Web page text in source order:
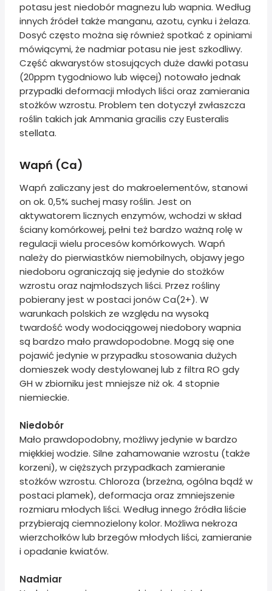
potasu jest niedobór magnezu lub wapnia. Według
innych źródeł także manganu, azotu, cynku i żelaza.
Dosyć często można się również spotkać z opiniami
mówiącymi, że nadmiar potasu nie jest szkodliwy.
Część akwarystów stosujących duże dawki potasu
(20ppm tygodniowo lub więcej) notowało jednak
przypadki deformacji młodych liści oraz zamierania
stożków wzrostu. Problem ten dotyczył zwłaszcza
roślin takich jak Ammania gracilis czy Eusteralis
stellata.
Wapń (Ca)
Wapń zaliczany jest do makroelementów, stanowi
on ok. 0,5% suchej masy roślin. Jest on
aktywatorem licznych enzymów, wchodzi w skład
ściany komórkowej, pełni też bardzo ważną rolę w
regulacji wielu procesów komórkowych. Wapń
należy do pierwiastków niemobilnych, objawy jego
niedoboru ograniczają się jedynie do stożków
wzrostu oraz najmłodszych liści. Przez rośliny
pobierany jest w postaci jonów Ca(2+). W
warunkach polskich ze względu na wysoką
twardość wody wodociągowej niedobory wapnia
są bardzo mało prawdopodobne. Mogą się one
pojawić jedynie w przypadku stosowania dużych
domieszek wody destylowanej lub z filtra RO gdy
GH w zbiorniku jest mniejsze niż ok. 4 stopnie
niemieckie.
Niedobór
Mało prawdopodobny, możliwy jedynie w bardzo
miękkiej wodzie. Silne zahamowanie wzrostu (także
korzeni), w cięższych przypadkach zamieranie
stożków wzrostu. Chloroza (brzeżna, ogólna bądź w
postaci plamek), deformacja oraz zmniejszenie
rozmiaru młodych liści. Według innego źródła liście
przybierają ciemnozielony kolor. Możliwa nekroza
wierzchołków lub brzegów młodych liści, zamieranie
i opadanie kwiatów.
Nadmiar